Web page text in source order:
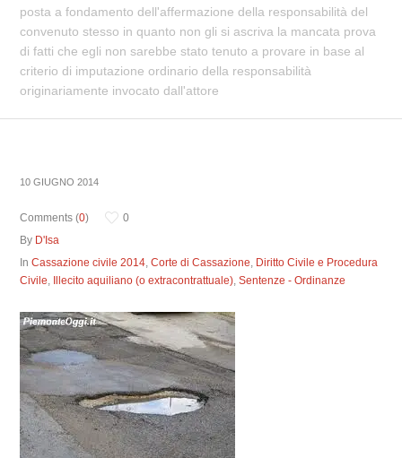
posta a fondamento dell'affermazione della responsabilità del
convenuto stesso in quanto non gli si ascriva la mancata prova
di fatti che egli non sarebbe stato tenuto a provare in base al
criterio di imputazione ordinario della responsabilità
originariamente invocato dall'attore
10 GIUGNO 2014
Comments (0)
0
By D'Isa
InCassazione civile 2014,Corte di Cassazione, Diritto Civile e Procedura
Civile, Illecito aquiliano (o extracontrattuale),Sentenze - Ordinanze